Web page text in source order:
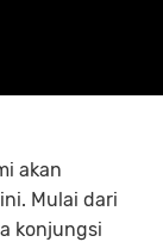
akan
Mulai dari
konjungsi